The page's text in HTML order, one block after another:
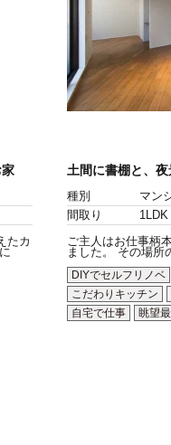
たカ
土間に書棚と、
種別
マン
間取り
1LDK
ご主人はお仕事柄
ました。 その場所
DIYでセルフリノベ
こだわりキッチン
自宅で仕事
眺望